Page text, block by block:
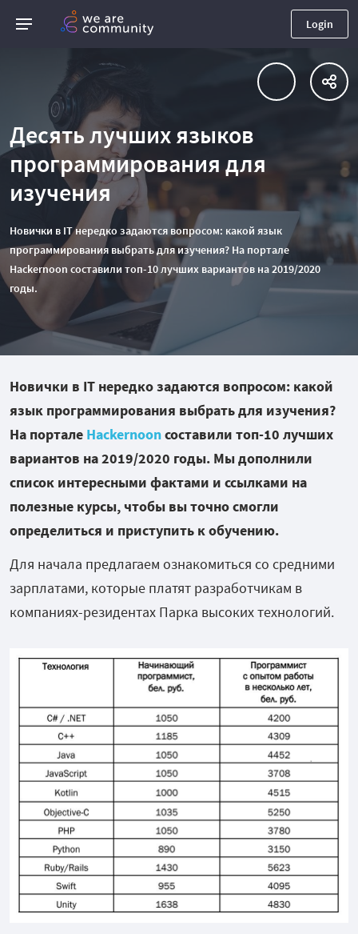
Login
Десять лучших языков
программирования для
изучения
Новички в IT нередко задаются вопросом: какой язык
программирования выбрать для изучения? На портале
Hackernoon составили топ-10 лучших вариантов на 2019/2020
годы.
Новички в IT нередко задаются вопросом: какой
язык программирования выбрать для изучения?
На портале Hackernoonсоставили топ-10 лучших
вариантов на 2019/2020 годы. Мы дополнили
список интересными фактами и ссылками на
полезные курсы, чтобы вы точно смогли
определиться и приступить к обучению.
Для начала предлагаем ознакомиться со средними
зарплатами, которые платят разработчикам в
компаниях-резидентах Парка высоких технологий.